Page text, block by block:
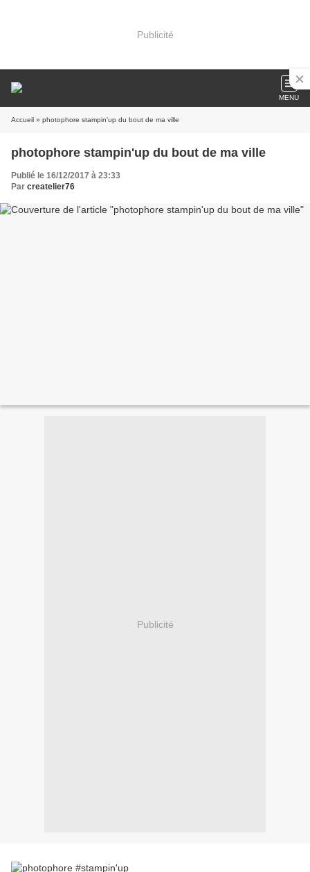
Publicité
MENU
Accueil » photophore stampin'up du bout de ma ville
photophore stampin'up du bout de ma ville
Publié le 16/12/2017 à 23:33
Par createlier76
Publicité